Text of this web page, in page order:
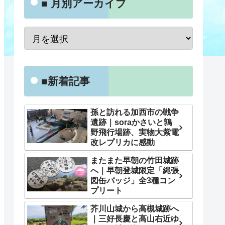
■ 月別アーカイブ
■新着記事
孫と訪れる加西市の戦争
遺跡｜soraかさいと鶉
野飛行場跡、実物大紫電
改レプリカに感動
またまた早朝の竹田城跡
へ｜早朝登城限定「縄張
図缶バッジ」全3種コン
プリート
芥川山城から高槻城跡へ
｜三好長慶と高山右近ゆ